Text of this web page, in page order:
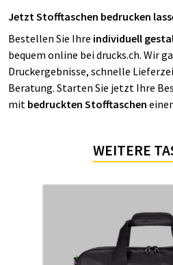
Jetzt Stofftaschen bedrucken
Bestellen Sie Ihre individuell
bequem online bei drucks.ch. Wir
Druckergebnisse, schnelle
Beratung. Starten Sie jetzt Ihre
mit bedruckten Stofftaschen
WEITERE